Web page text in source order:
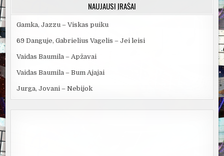
NAUJAUSI ĮRAŠAI
Gamka, Jazzu – Viskas puiku
69 Danguje, Gabrielius Vagelis – Jei leisi
Vaidas Baumila – Apžavai
Vaidas Baumila – Bum Ajajai
Jurga, Jovani – Nebijok